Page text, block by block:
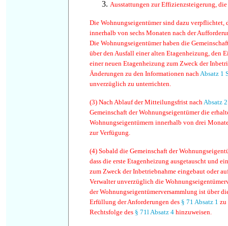
Ausstattungen zur Effizienzsteigerung,
Die Wohnungseigentümer sind dazu verpflichtet,
innerhalb von sechs Monaten nach der
Die Wohnungseigentümer haben die
über den Ausfall einer alten Etagenheizung, den
einer neuen Etagenheizung zum Zweck der
Änderungen zu den Informationen nachAbsatz 1
unverzüglich zu unterrichten.
(3) Nach Ablauf der Mitteilungsfrist nachAbsatz
Gemeinschaft der Wohnungseigentümer die
Wohnungseigentümern innerhalb von drei
zur Verfügung.
(4) Sobald die Gemeinschaft der
dass die erste Etagenheizung ausgetauscht und
zum Zweck der Inbetriebnahme eingebaut oder
Verwalter unverzüglich die
der Wohnungseigentümerversammlung ist über
Erfüllung der Anforderungen des § 71 Absatz 1 zu
Rechtsfolge des § 71l Absatz 4 hinzuweisen.